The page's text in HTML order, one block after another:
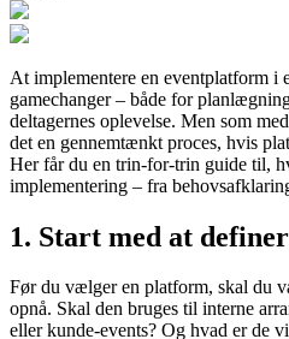
At implementere en eventplatform i
gamechanger – både for
deltagernes oplevelse. Men som
det en gennemtænkt proces, hvis
Her får du en trin-for-trin guide til,
implementering – fra
1. Start med at
Før du vælger en platform, skal du
opnå. Skal den bruges til interne
eller kunde-events? Og hvad er de